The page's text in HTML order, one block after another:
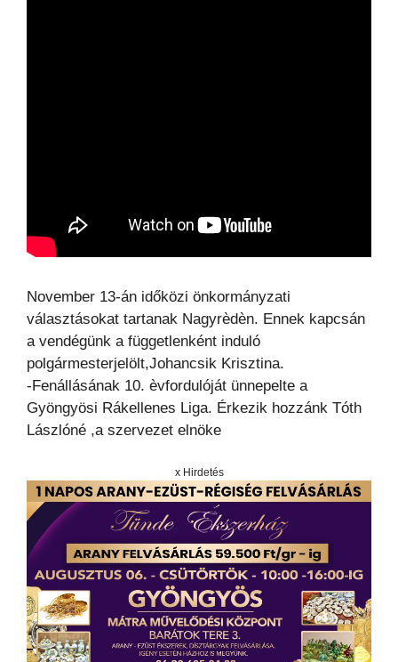
November 13-án időközi önkormányzati
választásokat tartanak Nagyrèdèn. Ennek kapcsán
a vendégünk a függetlenként induló
polgármesterjelölt,Johancsik Krisztina.
-Fenállásának 10. èvfordulóját ünnepelte a
Gyöngyösi Rákellenes Liga. Érkezik hozzánk Tóth
Lászlóné ,a szervezet elnöke
x Hirdetés